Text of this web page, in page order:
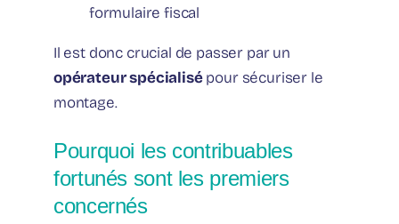
formulaire fiscal
Il est donc crucial de passer par un
opérateur spécialisépour sécuriser le
montage.
Pourquoi les contribuables
fortunés sont les premiers
concernés